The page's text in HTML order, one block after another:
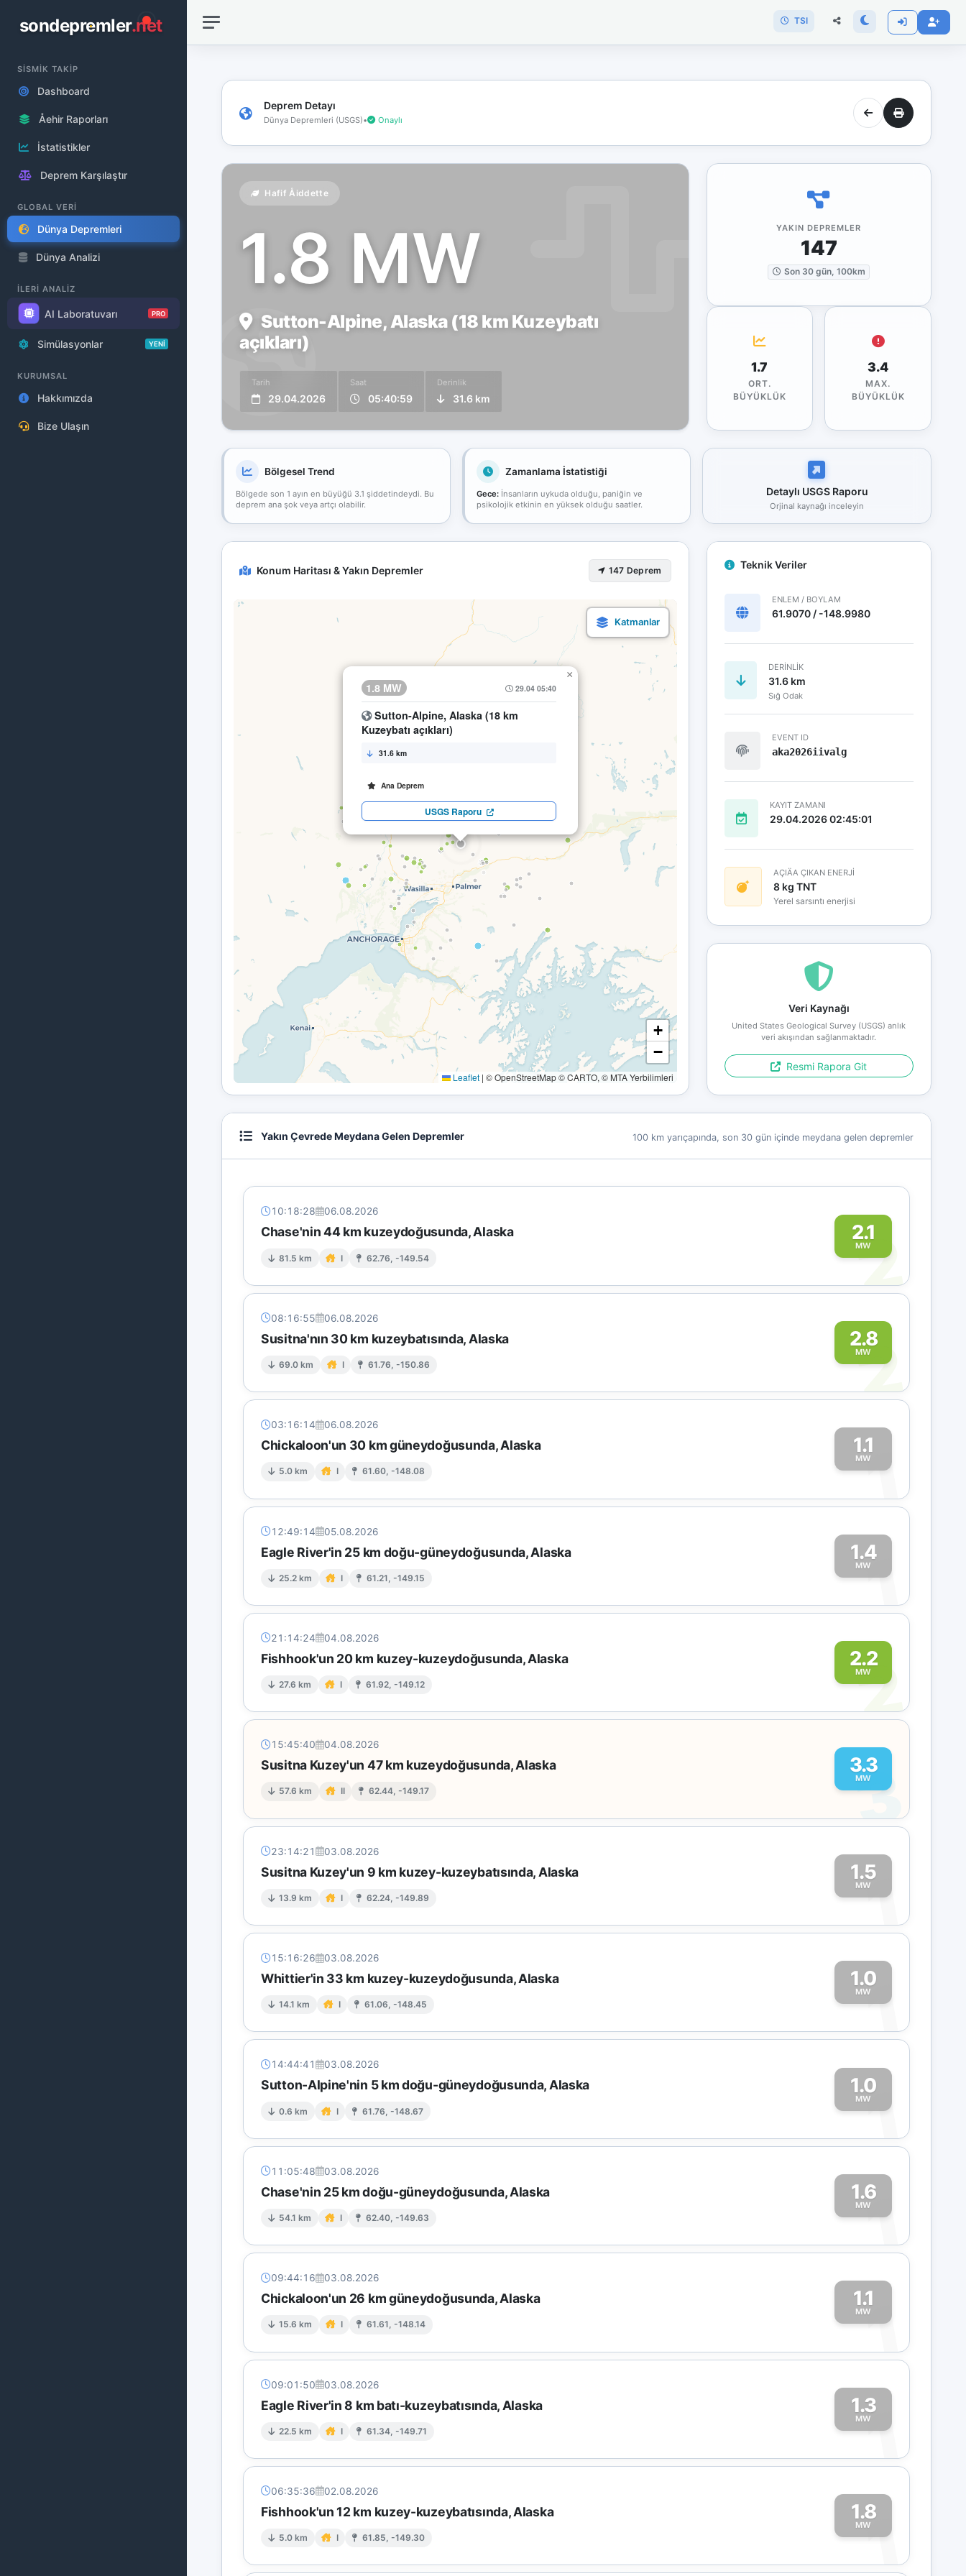
sondepremler.net
SİSMİK TAKİP
Dashboard
Åehir Raporları
İstatistikler
Deprem Karşılaştır
GLOBAL VERİ
Dünya Depremleri
Dünya Analizi
İLERİ ANALİZ
AI Laboratuvarı PRO
Simülasyonlar YENİ
KURUMSAL
Hakkımızda
Bize Ulaşın
TSI
Deprem Detayı
Dünya Depremleri (USGS)• Onaylı
Hafif Åiddette
1.8 MW
Sutton-Alpine, Alaska (18 km Kuzeybatı
açıkları)
Tarih
29.04.2026
Saat
05:40:59
Derinlik
31.6 km
YAKIN DEPREMLER
147
Son 30 gün, 100km
1.7
ORT.
BÜYÜKLÜK
3.4
MAX.
BÜYÜKLÜK
Bölgesel Trend
Bölgede son 1 ayın en büyüğü 3.1 şiddetindeydi. Bu
deprem ana şok veya artçı olabilir.
Zamanlama İstatistiği
Gece:İnsanların uykuda olduğu, paniğin ve
psikolojik etkinin en yüksek olduğu saatler.
Detaylı USGS Raporu
Orjinal kaynağı inceleyin
Konum Haritası & Yakın Depremler 147 Deprem
1.8 MW 29.04 05:40
Sutton-Alpine, Alaska (18 km
Kuzeybatı açıkları)
31.6 km
Ana Deprem
USGS Raporu
×
+
−
Leaflet | © OpenStreetMap © CARTO, © MTA Yerbilimleri
Teknik Veriler
ENLEM / BOYLAM
61.9070 / -148.9980
DERINLIK
31.6 km
Sığ Odak
EVENT ID
aka2026iivalg
KAYIT ZAMANI
29.04.2026 02:45:01
AÇIÄA ÇIKAN ENERJİ
8 kg TNT
Yerel sarsıntı enerjisi
Veri Kaynağı
United States Geological Survey (USGS) anlık
veri akışından sağlanmaktadır.
Resmi Rapora Git
Yakın Çevrede Meydana Gelen Depremler 100 km yarıçapında, son 30 gün içinde meydana gelen depremler
10:18:28 06.08.2026
Chase'nin 44 km kuzeydoğusunda, Alaska
81.5 km I 62.76, -149.54
2.1
MW
2
08:16:55 06.08.2026
Susitna'nın 30 km kuzeybatısında, Alaska
69.0 km I 61.76, -150.86
2.8
MW
2
03:16:14 06.08.2026
Chickaloon'un 30 km güneydoğusunda, Alaska
5.0 km I 61.60, -148.08
1.1
MW
1
12:49:14 05.08.2026
Eagle River'in 25 km doğu-güneydoğusunda, Alaska
25.2 km I 61.21, -149.15
1.4
MW
1
21:14:24 04.08.2026
Fishhook'un 20 km kuzey-kuzeydoğusunda, Alaska
27.6 km I 61.92, -149.12
2.2
MW
2
15:45:40 04.08.2026
Susitna Kuzey'un 47 km kuzeydoğusunda, Alaska
57.6 km II 62.44, -149.17
3.3
MW
3
23:14:21 03.08.2026
Susitna Kuzey'un 9 km kuzey-kuzeybatısında, Alaska
13.9 km I 62.24, -149.89
1.5
MW
1
15:16:26 03.08.2026
Whittier'in 33 km kuzey-kuzeydoğusunda, Alaska
14.1 km I 61.06, -148.45
1.0
MW
1
14:44:41 03.08.2026
Sutton-Alpine'nin 5 km doğu-güneydoğusunda, Alaska
0.6 km I 61.76, -148.67
1.0
MW
1
11:05:48 03.08.2026
Chase'nin 25 km doğu-güneydoğusunda, Alaska
54.1 km I 62.40, -149.63
1.6
MW
1
09:44:16 03.08.2026
Chickaloon'un 26 km güneydoğusunda, Alaska
15.6 km I 61.61, -148.14
1.1
MW
1
09:01:50 03.08.2026
Eagle River'in 8 km batı-kuzeybatısında, Alaska
22.5 km I 61.34, -149.71
1.3
MW
1
06:35:36 02.08.2026
Fishhook'un 12 km kuzey-kuzeybatısında, Alaska
5.0 km I 61.85, -149.30
1.8
MW
1
bağlantınız